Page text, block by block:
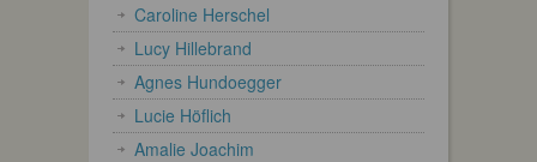
Caroline Herschel
Lucy Hillebrand
Agnes Hundoegger
Lucie Höflich
Amalie Joachim